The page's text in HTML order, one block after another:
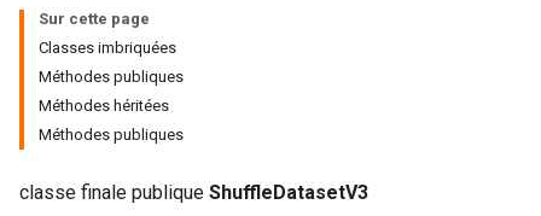
Sur cette page
Classes imbriquées
Méthodes publiques
Méthodes héritées
Méthodes publiques
classe finale publique ShuffleDatasetV3